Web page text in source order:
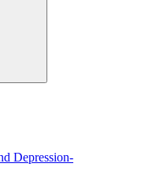
Depression-